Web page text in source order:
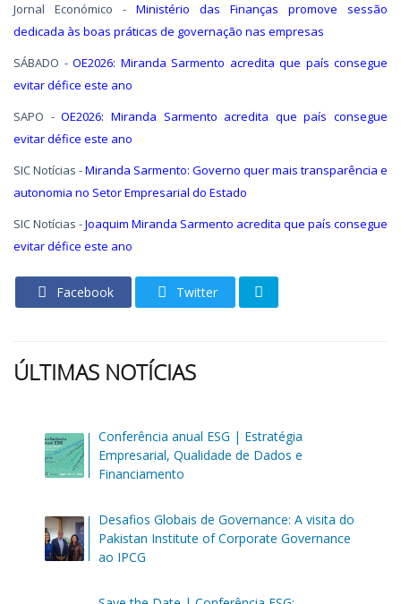
Jornal Económico - Ministério das Finanças promove sessão
dedicada às boas práticas de governação nas empresas
SÁBADO - OE2026: Miranda Sarmento acredita que país consegue
evitar défice este ano
SAPO -OE2026: Miranda Sarmento acredita que país consegue
evitar défice este ano
SIC Notícias -Miranda Sarmento: Governo quer mais transparência e
autonomia no Setor Empresarial do Estado
SIC Notícias -Joaquim Miranda Sarmento acredita que país consegue
evitar défice este ano
Facebook Twitter
ÚLTIMAS NOTÍCIAS
Conferência anual ESG | Estratégia
Empresarial, Qualidade de Dados e
Financiamento
Desafios Globais de Governance: A visita do
Pakistan Institute of Corporate Governance
ao IPCG